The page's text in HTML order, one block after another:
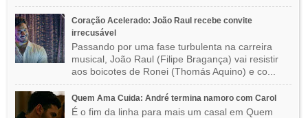
Coração Acelerado: João Raul recebe convite
irrecusável
Passando por uma fase turbulenta na carreira
musical, João Raul (Filipe Bragança) vai resistir
aos boicotes de Ronei (Thomás Aquino) e co...
Quem Ama Cuida: André termina namoro com Carol
É o fim da linha para mais um casal em Quem